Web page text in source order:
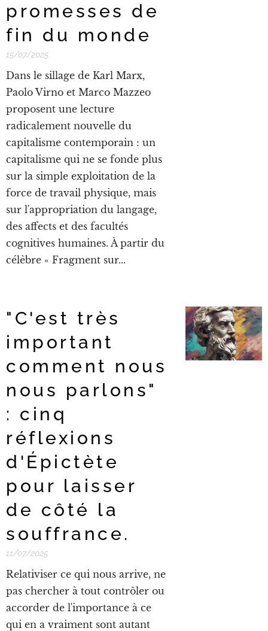
promesses de
fin du monde
15/07/2025
Dans le sillage de Karl Marx,
Paolo Virno et Marco Mazzeo
proposent une lecture
radicalement nouvelle du
capitalisme contemporain : un
capitalisme qui ne se fonde plus
sur la simple exploitation de la
force de travail physique, mais
sur l'appropriation du langage,
des affects et des facultés
cognitives humaines. À partir du
célèbre « Fragment sur...
"C'est très
important
comment nous
nous parlons"
: cinq
réflexions
d'Épictète
pour laisser
de côté la
souffrance.
11/07/2025
Relativiser ce qui nous arrive, ne
pas chercher à tout contrôler ou
accorder de l'importance à ce
qui en a vraiment sont autant